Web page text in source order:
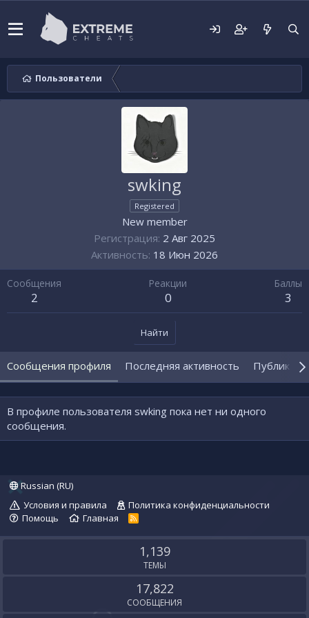
Пользователи
swking
Registered
New member
Регистрация 2 Авг 2025
Активность 18 Июн 2026
Сообщения
2
Реакции
0
Баллы
3
Найти
Сообщения профиля Последняя активность
В профиле пользователя swking пока нет ни одного
сообщения.
Russian (RU)
Условия и правила
Политика конфиденциальности
Помощь
Главная
R
S
1,139
ТЕМЫ
17,822
СООБЩЕНИЯ